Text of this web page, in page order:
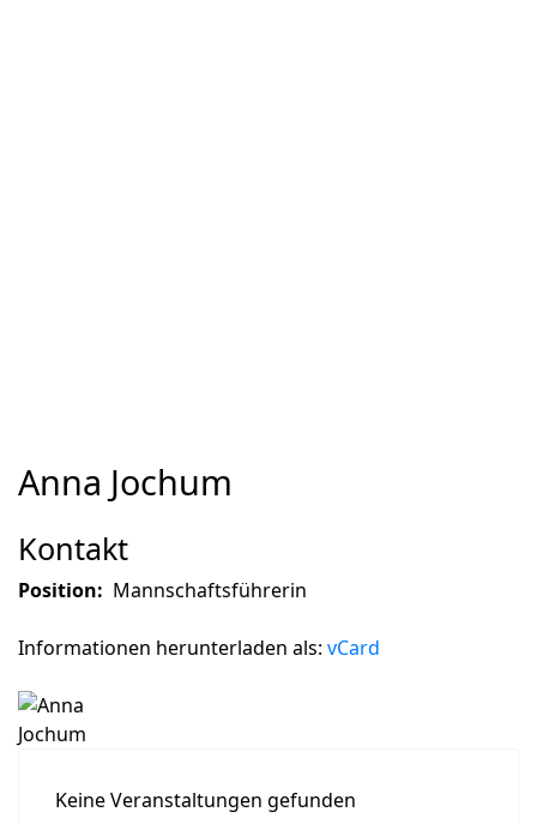
Anna Jochum
Kontakt
Position: Mannschaftsführerin
Informationen herunterladen als: vCard
Keine Veranstaltungen gefunden